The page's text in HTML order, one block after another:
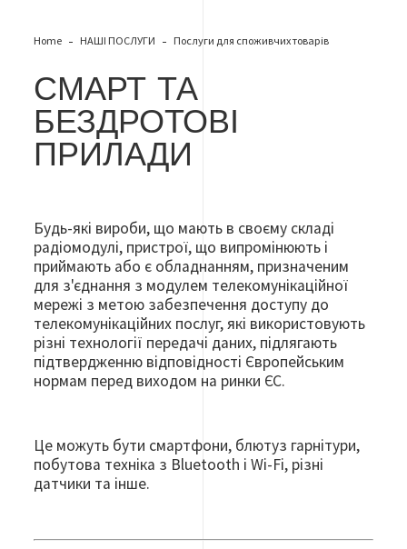
Home НАШІ ПОСЛУГИ Послуги для споживчих товарів
СМАРТ ТА
БЕЗДРОТОВІ
ПРИЛАДИ
Будь-які вироби, що мають в своєму складі
радіомодулі, пристрої, що випромінюють і
приймають або є обладнанням, призначеним
для з'єднання з модулем телекомунікаційної
мережі з метою забезпечення доступу до
телекомунікаційних послуг, які використовують
різні технології передачі даних, підлягають
підтвердженню відповідності Європейським
нормам перед виходом на ринки ЄС.
Це можуть бути смартфони, блютуз гарнітури,
побутова техніка з Bluetooth і Wi-Fi, різні
датчики та інше.